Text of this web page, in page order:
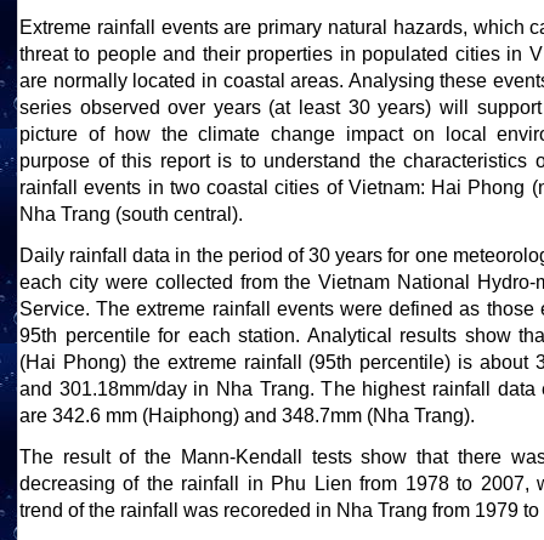
Extreme rainfall events are primary natural hazards, which
threat to people and their properties in populated cities in
are normally located in coastal areas. Analysing these
series observed over years (at least 30 years) will
picture of how the climate change impact on local
purpose of this report is to understand the characteristics
rainfall events in two coastal cities of Vietnam: Hai Phong
Nha Trang (south central).
Daily rainfall data in the period of 30 years for one
each city were collected from the Vietnam National Hydro-
Service. The extreme rainfall events were defined as those
95th percentile for each station. Analytical results show
(Hai Phong) the extreme rainfall (95th percentile) is about
and 301.18mm/day in Nha Trang. The highest rainfall data
are 342.6 mm (Haiphong) and 348.7mm (Nha Trang).
The result of the Mann-Kendall tests show that there
decreasing of the rainfall in Phu Lien from 1978 to 2007,
trend of the rainfall was recoreded in Nha Trang from 1979 to